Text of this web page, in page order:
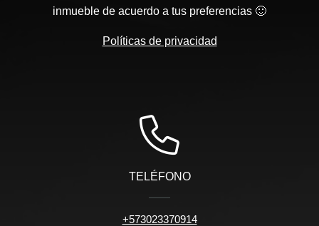
inmueble de acuerdo a tus preferencias 🙂
Políticas de privacidad
TELÉFONO
+573023370914